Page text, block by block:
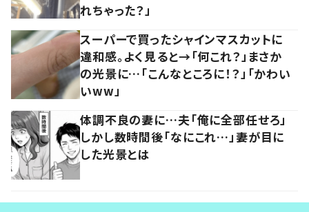
れちゃった？」
スーパーで買ったシャインマスカットに
違和感。よく見ると→「何これ？」まさか
の光景に…「こんなところに！？」「かわい
いww」
体調不良の妻に…夫「俺に全部任せろ」
しかし数時間後「なにこれ…」妻が目に
した光景とは